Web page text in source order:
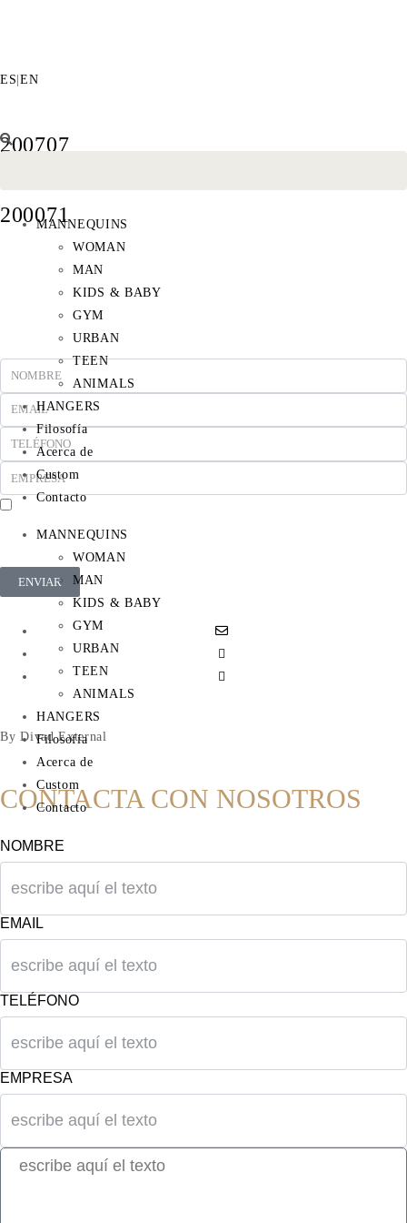
ES |EN
MANNEQUINS
WOMAN
MAN
KIDS & BABY
GYM
URBAN
TEEN
ANIMALS
HANGERS
Filosofía
Acerca de
Custom
Contacto
MANNEQUINS
WOMAN
MAN
KIDS & BABY
GYM
URBAN
TEEN
ANIMALS
HANGERS
Filosofía
Acerca de
Custom
Contacto
200707
200071
autorización para ofrecerle productos y servicios relacionados con los solicitados. Más
ENVIAR
By Divad External
CONTACTA CON NOSOTROS
NOMBRE
EMAIL
TELÉFONO
EMPRESA